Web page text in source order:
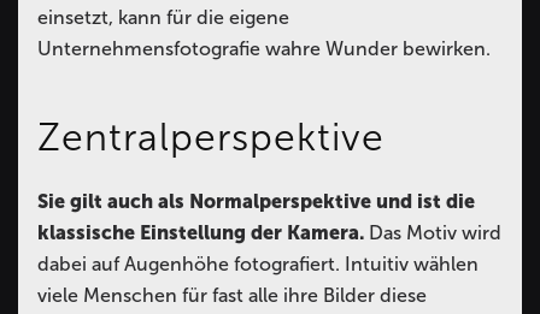
einsetzt, kann für die eigene
Unternehmensfotografie wahre Wunder bewirken.
Zentralperspektive
Sie gilt auch als Normalperspektive und ist die
klassische Einstellung der Kamera. Das Motiv wird
dabei auf Augenhöhe fotografiert. Intuitiv wählen
viele Menschen für fast alle ihre Bilder diese